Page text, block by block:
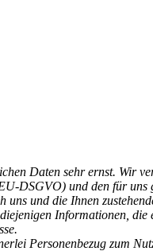
Daten sehr ernst. Wir
DSGVO) und den für uns
uns und die Ihnen
Informationen,
Personenbezug zum